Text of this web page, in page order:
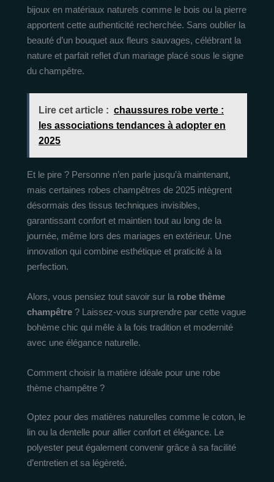
bijoux en matériaux naturels comme le bois ou la pierre
apportent cette authenticité recherchée. Sans oublier la
beauté d’un bouquet aux fleurs sauvages, célébrant la
nature et parfait reflet d’un mariage placé sous le signe
du champêtre.
Lire cet article : chaussures robe verte :
les associations tendances à adopter en
2025
Et le pire ? Personne n’en parle jusqu’à maintenant,
mais certaines robes champêtres de 2025 intègrent
désormais des tissus techniques invisibles,
garantissant confort et maintien tout au long de la
journée, même lors des mariages en extérieur. Une
innovation qui combine esthétique et praticité à la
perfection.
Alors, vous pensiez tout savoir sur la robe thème
champêtre ? Laissez-vous surprendre par cette vague
bohème chic qui mêle à la fois tradition et modernité
avec une élégance naturelle.
Comment choisir la matière idéale pour une robe
thème champêtre ?
Optez pour des matières naturelles comme le coton, le
lin ou la dentelle pour allier confort et élégance. Le
polyester peut également convenir grâce à sa facilité
d’entretien et sa légèreté.